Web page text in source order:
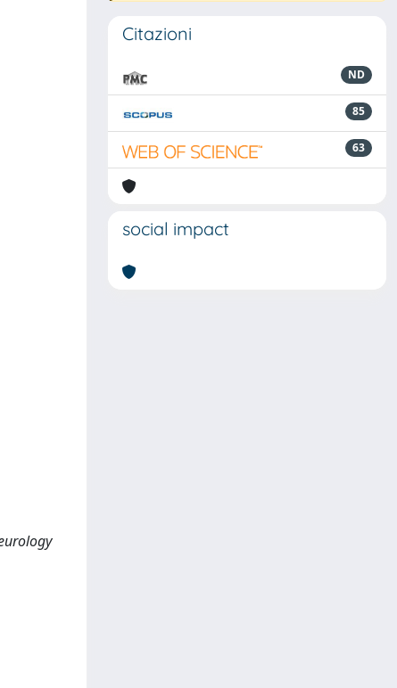
Citazioni
ND
85
63
social impact